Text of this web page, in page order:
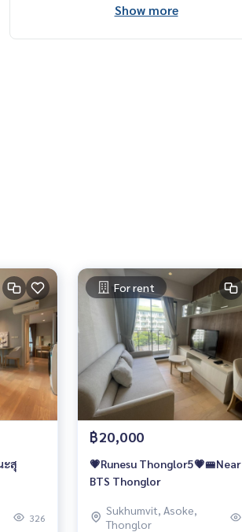
Show more
ะสุ
326
For rent
฿20,000
💗Runesu Thonglor5💗🚝Near
BTS Thonglor
Sukhumvit, Asoke,
Thonglor